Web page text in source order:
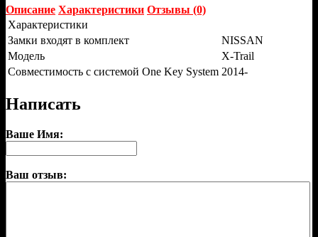
Описание Характеристики Отзывы (0)
Характеристики
Замки входят в комплект
NISSAN
Модель
X-Trail
Совместимость с системой One Key System 2014-
Написать
Ваше Имя:
Ваш отзыв: